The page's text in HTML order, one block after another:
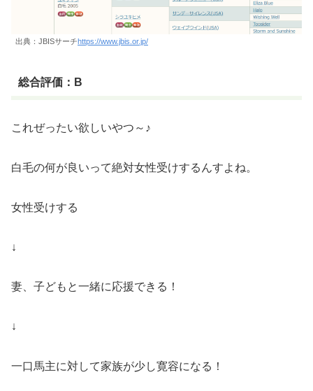
出典：JBISサーチhttps://www.jbis.or.jp/
総合評価：B
これぜったい欲しいやつ～♪
白毛の何が良いって絶対女性受けするんすよね。
女性受けする
↓
妻、子どもと一緒に応援できる！
↓
一口馬主に対して家族が少し寛容になる！